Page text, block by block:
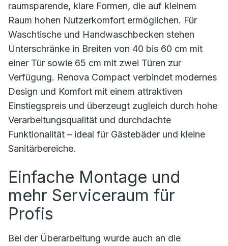
raumsparende, klare Formen, die auf kleinem
Raum hohen Nutzerkomfort ermöglichen. Für
Waschtische und Handwaschbecken stehen
Unterschränke in Breiten von 40 bis 60 cm mit
einer Tür sowie 65 cm mit zwei Türen zur
Verfügung. Renova Compact verbindet modernes
Design und Komfort mit einem attraktiven
Einstiegspreis und überzeugt zugleich durch hohe
Verarbeitungsqualität und durchdachte
Funktionalität – ideal für Gästebäder und kleine
Sanitärbereiche.
Einfache Montage und
mehr Serviceraum für
Profis
Bei der Überarbeitung wurde auch an die